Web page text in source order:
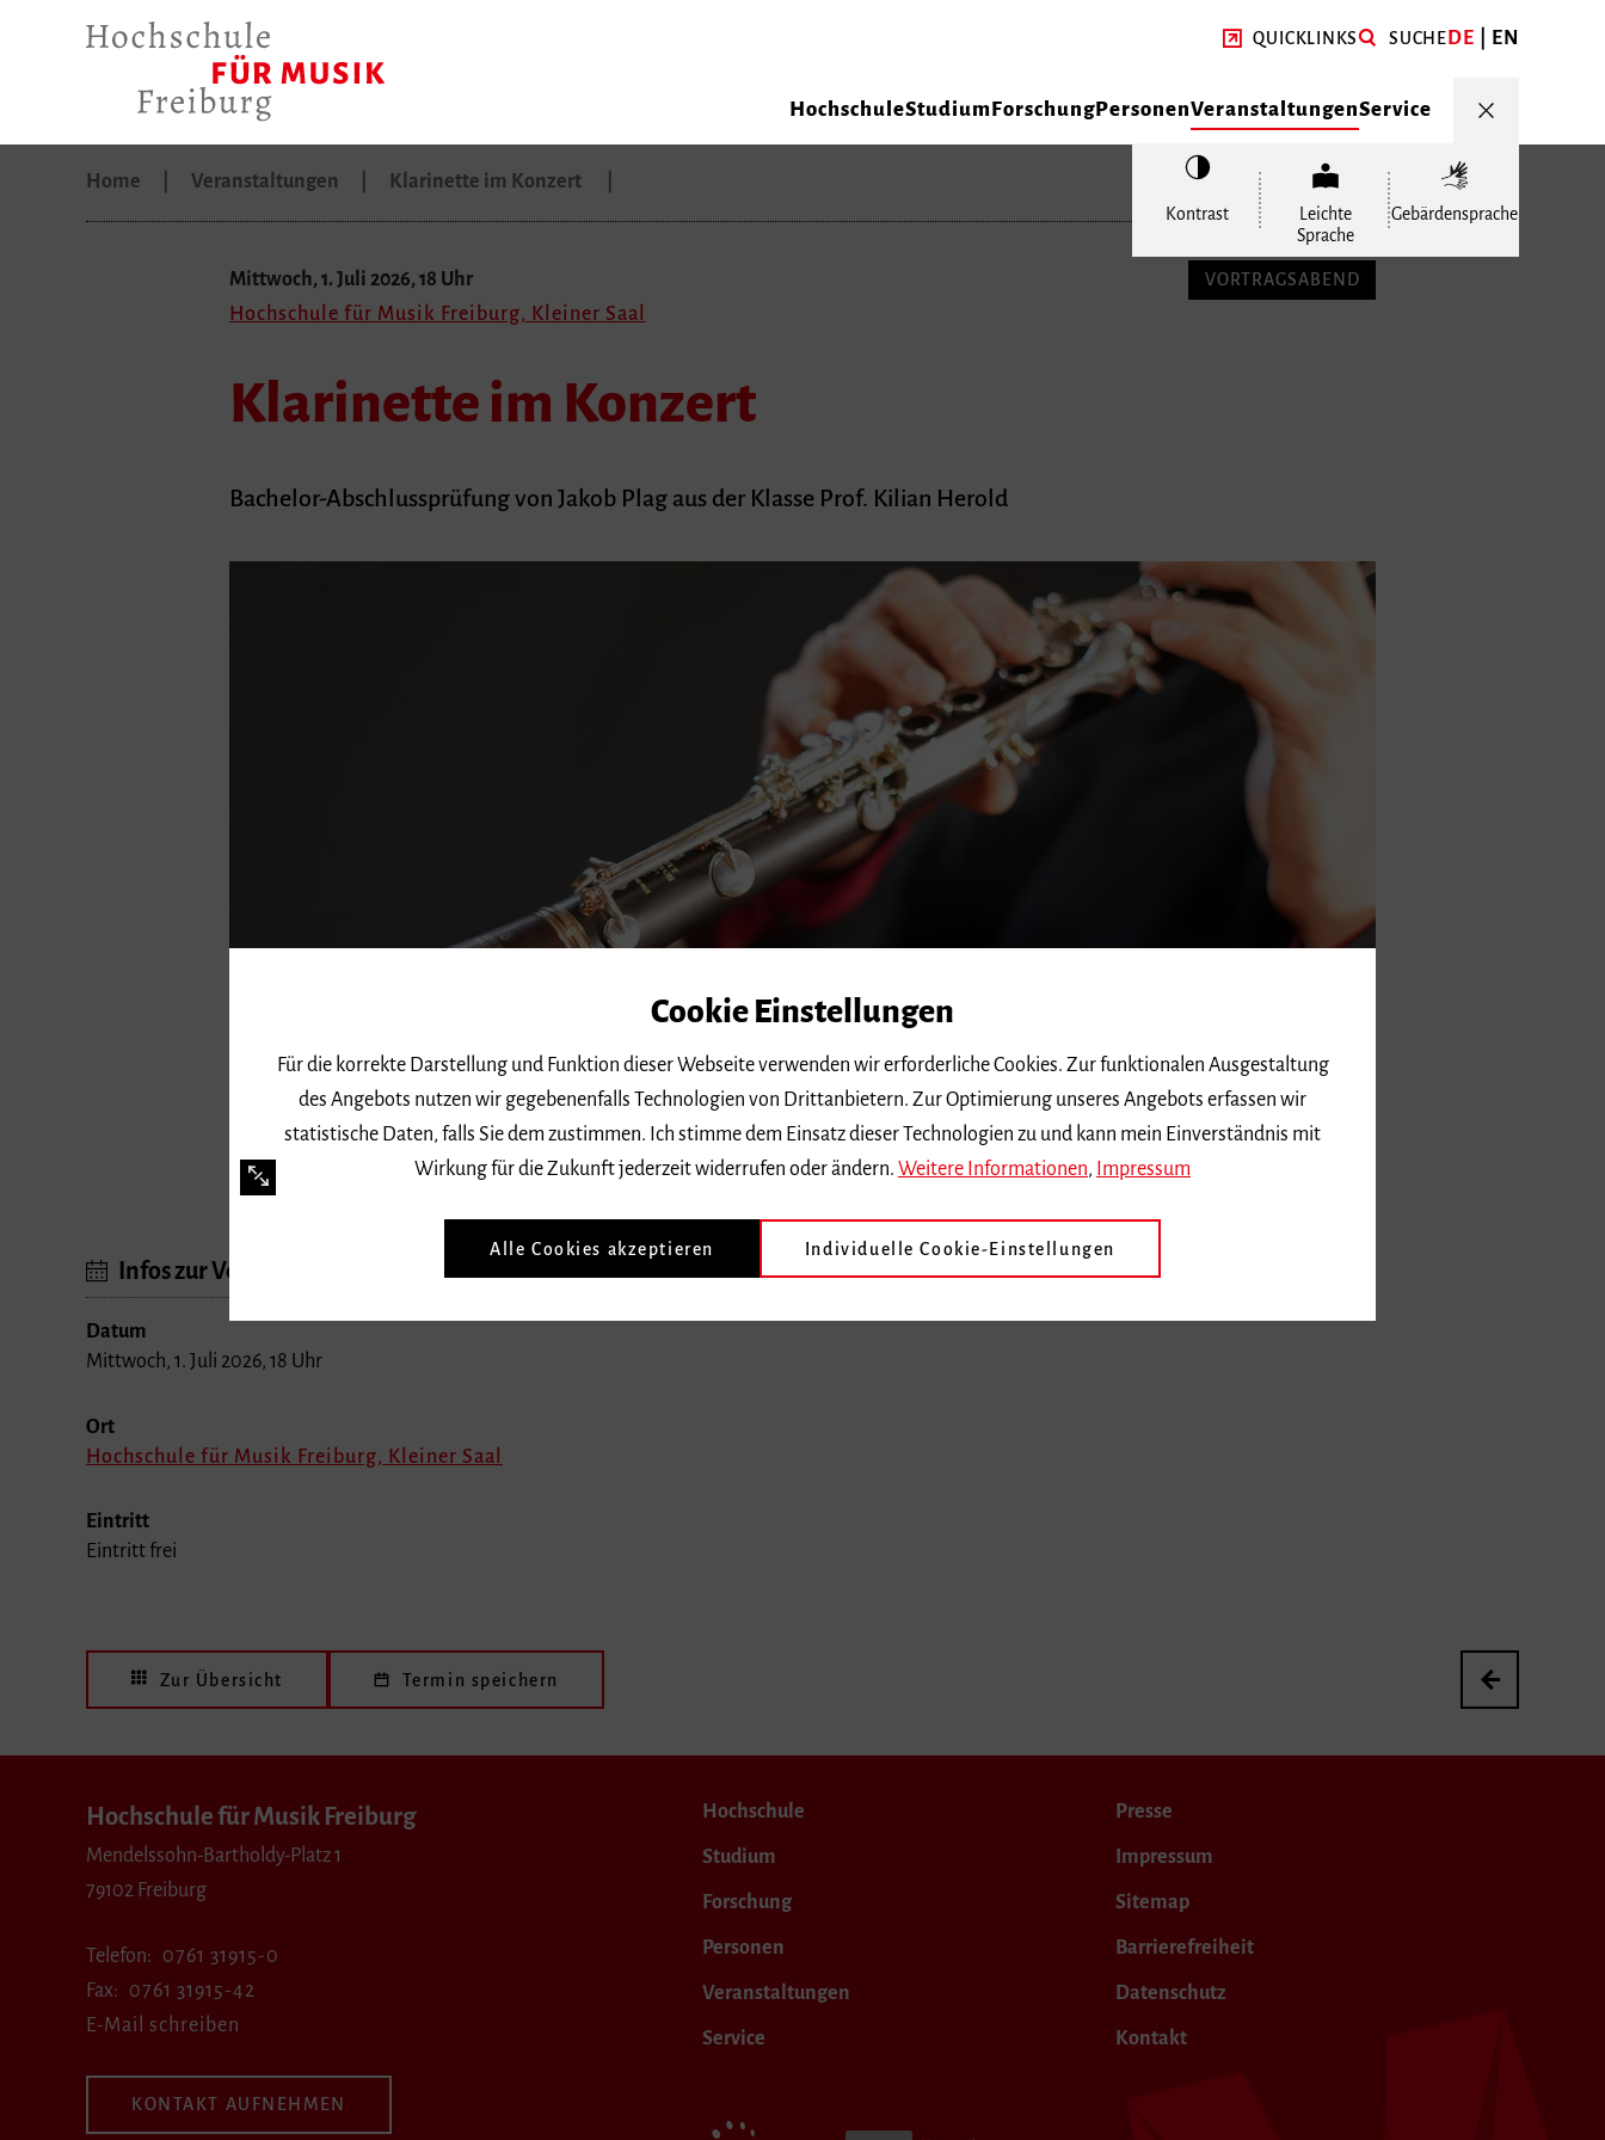
QUICKLINKS SUCHEDE EN
HochschuleStudiumForschungPersonenVeranstaltungenService
Kontrast
Leichte
Sprache
Gebärdensprache
Home Veranstaltungen Klarinette im Konzert
Mittwoch, 1. Juli 2026, 18 Uhr
Hochschule für Musik Freiburg, Kleiner Saal
VORTRAGSABEND
Klarinette im Konzert
Bachelor-Abschlussprüfung von Jakob Plag aus der Klasse Prof. Kilian Herold
Infos zur Veranstaltung
Datum
Mittwoch, 1. Juli 2026, 18 Uhr
Ort
Hochschule für Musik Freiburg, Kleiner Saal
Eintritt
Eintritt frei
Zur Übersicht Termin speichern
Hochschule für Musik Freiburg
Mendelssohn-Bartholdy-Platz 1
79102 Freiburg
Telefon
0761 31915-0
Fax
0761 31915-42
E-Mail schreiben
KONTAKT AUFNEHMEN
Hochschule
Studium
Forschung
Personen
Veranstaltungen
Service
Presse
Impressum
Sitemap
Barrierefreiheit
Datenschutz
Kontakt
Cookie Einstellungen
Für die korrekte Darstellung und Funktion dieser Webseite verwenden wir erforderliche Cookies. Zur funktionalen Ausgestaltung
des Angebots nutzen wir gegebenenfalls Technologien von Drittanbietern. Zur Optimierung unseres Angebots erfassen wir
statistische Daten, falls Sie dem zustimmen. Ich stimme dem Einsatz dieser Technologien zu und kann mein Einverständnis mit
Wirkung für die Zukunft jederzeit widerrufen oder ändern. Weitere Informationen, Impressum
Alle Cookies akzeptieren Individuelle Cookie-Einstellungen